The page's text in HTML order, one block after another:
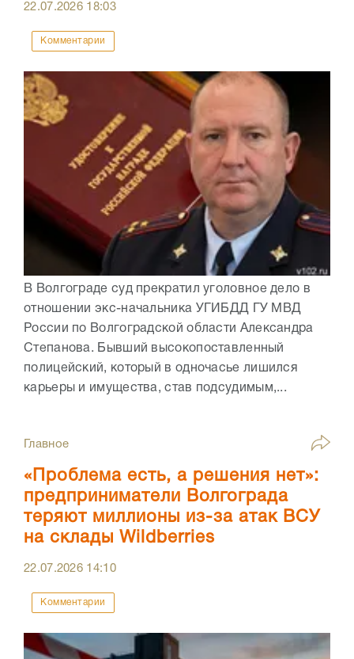
22.07.2026 18:03
Комментарии
В Волгограде суд прекратил уголовное дело в
отношении экс-начальника УГИБДД ГУ МВД
России по Волгоградской области Александра
Степанова. Бывший высокопоставленный
полицейский, который в одночасье лишился
карьеры и имущества, став подсудимым,...
Главное
«Проблема есть, а решения нет»:
предприниматели Волгограда
теряют миллионы из-за атак ВСУ
на склады Wildberries
22.07.2026 14:10
Комментарии